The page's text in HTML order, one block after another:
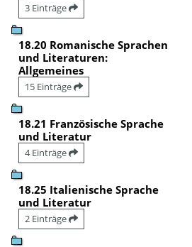
3 Einträge
18.20 Romanische Sprachen
und Literaturen:
Allgemeines
15 Einträge
18.21 Französische Sprache
und Literatur
4 Einträge
18.25 Italienische Sprache
und Literatur
2 Einträge